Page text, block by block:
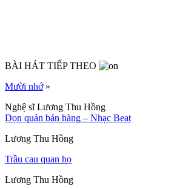
BÀI HÁT TIẾP THEO
Mười nhớ»
Nghệ sĩ Lương Thu Hồng
Dọn quán bán hàng – Nhạc Beat
Lương Thu Hồng
Trầu cau quan họ
Lương Thu Hồng